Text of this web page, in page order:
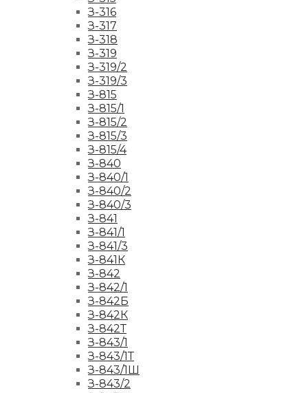
З-316
З-317
З-318
З-319
З-319/2
З-319/3
З-815
З-815/1
З-815/2
З-815/3
З-815/4
З-840
З-840/1
З-840/2
З-840/3
З-841
З-841/1
З-841/3
З-841К
З-842
З-842/1
З-842Б
З-842К
З-842Т
З-843/1
З-843/1Т
З-843/1Ш
З-843/2